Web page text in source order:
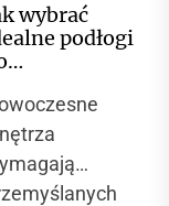
między
a
jest
wybrać
podłogi
i